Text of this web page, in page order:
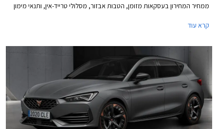
ממחיר המחירון בעסקאות מזומן, הטבות אבזור, מסלולי טרייד-אין, ותנאי מימון
קרא עוד